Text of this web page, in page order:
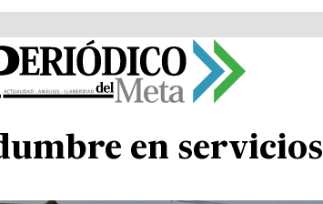
en servicios